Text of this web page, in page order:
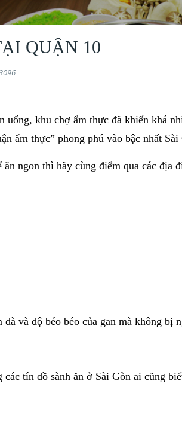
QUẬN 10
uống, khu chợ ẩm thực đã khiến khá
ẩm thực” phong phú vào bậc nhất Sài
ngon thì hãy cùng điểm qua các địa
và độ béo béo của gan mà không bị
tín đồ sành ăn ở Sài Gòn ai cũng